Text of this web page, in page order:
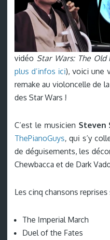
vidéo Star Wars: The Old
plus d’infos ici), voici une
remake au violoncelle de
des Star Wars !
C’est le musicien Steven
ThePianoGuys, qui s’y
de déguisements, les
Chewbacca et de Dark
Les cinq chansons
The Imperial March
Duel of the Fates